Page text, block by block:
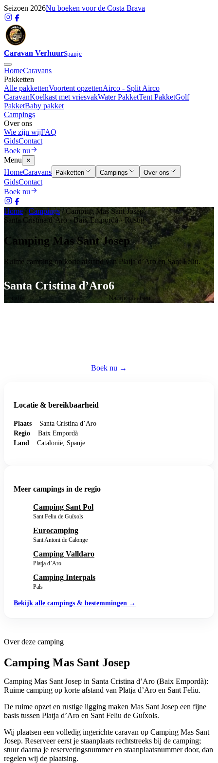
Seizoen 2026Nu boeken voor de Costa Brava
Caravan VerhuurSpanje
HomeCaravans
Pakketten
Alle pakkettenVoortent opzettenAirco - Split Airco
CaravanKoelkast met vriesvakWater PakketTent PakketGolf
PakketBaby pakket
Campings
Over ons
Wie zijn wijFAQ
GidsContact
Boek nu
Menu
✕
HomeCaravans Pakketten Campings Over ons
GidsContact
Boek nu
Home Campings /Camping Mas Sant Josep
Santa Cristina d’Aro ·Baix Empordà·Rustig
Camping Mas Sant Josep
Ruime camping op korte afstand van Platja d’Aro en Sant Feliu.
Santa Cristina d’Aro
Locatie
6
Nabije plaatsen
Boek nu →
Locatie & bereikbaarheid
Plaats
Santa Cristina d’Aro
Regio
Baix Empordà
Land
Catalonië, Spanje
Meer campings in de regio
Camping Sant Pol
Sant Feliu de Guíxols
Eurocamping
Sant Antoni de Calonge
Camping Valldaro
Platja d’Aro
Camping Interpals
Pals
Bekijk alle campings & bestemmingen →
Over deze camping
Camping Mas Sant Josep
Camping Mas Sant Josep in Santa Cristina d’Aro (Baix Empordà):
Ruime camping op korte afstand van Platja d’Aro en Sant Feliu.
De ruime opzet en rustige ligging maken Mas Sant Josep een fijne
basis tussen Platja d’Aro en Sant Feliu de Guíxols.
Wij plaatsen een volledig ingerichte caravan op Camping Mas Sant
Josep. Reserveer eerst je staanplaats rechtstreeks bij de camping;
stuur daarna je reserveringsnummer en staanplaatsnummer door, dan
regelen wij de plaatsing.